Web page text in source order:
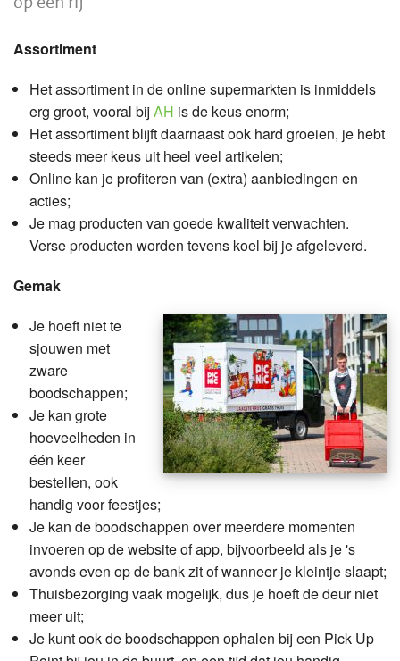
Assortiment
Het assortiment in de online supermarkten is inmiddels
erg groot, vooral bijAH is de keus enorm;
Het assortiment blijft daarnaast ook hard groeien, je hebt
steeds meer keus uit heel veel artikelen;
Online kan je profiteren van (extra) aanbiedingen en
acties;
Je mag producten van goede kwaliteit verwachten.
Verse producten worden tevens koel bij je afgeleverd.
Gemak
Je hoeft niet te
sjouwen met
zware
boodschappen;
Je kan grote
hoeveelheden in
één keer
bestellen, ook
handig voor feestjes;
Je kan de boodschappen over meerdere momenten
invoeren op de website of app, bijvoorbeeld als je 's
avonds even op de bank zit of wanneer je kleintje slaapt;
Thuisbezorging vaak mogelijk, dus je hoeft de deur niet
meer uit;
Je kunt ook de boodschappen ophalen bij een Pick Up